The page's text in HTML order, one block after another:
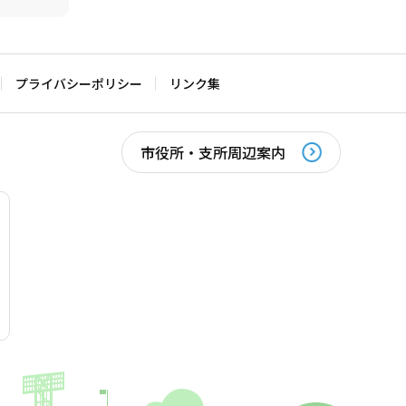
プライバシーポリシー リンク集
市役所・支所周辺案内